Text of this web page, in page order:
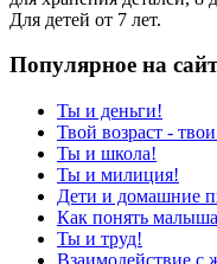
Для детей от 7 лет.
Популярное на
Ты и деньги!
Твой возраст -
Ты и школа!
Ты и милиция!
Дети и домашние
Как понять
Ты и труд!